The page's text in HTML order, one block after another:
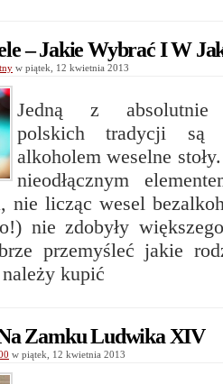
– Jakie Wybrać I W
w piątek, 12 kwietnia 2013
Jedną z absolutnie
polskich tradycji są
alkoholem weselne
nieodłącznym
nie licząc wesel
nie zdobyły
przemyśleć jakie
kupić
Zamku Ludwika XIV
w piątek, 12 kwietnia 2013